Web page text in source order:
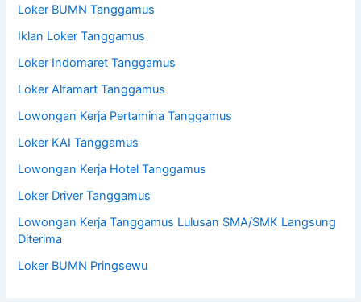
Loker BUMN Tanggamus
Iklan Loker Tanggamus
Loker Indomaret Tanggamus
Loker Alfamart Tanggamus
Lowongan Kerja Pertamina Tanggamus
Loker KAI Tanggamus
Lowongan Kerja Hotel Tanggamus
Loker Driver Tanggamus
Lowongan Kerja Tanggamus Lulusan SMA/SMK Langsung
Diterima
Loker BUMN Pringsewu